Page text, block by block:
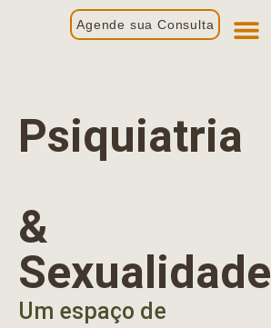
Agende sua Consulta
Psiquiatria
&
Sexualidade
Um espaço de